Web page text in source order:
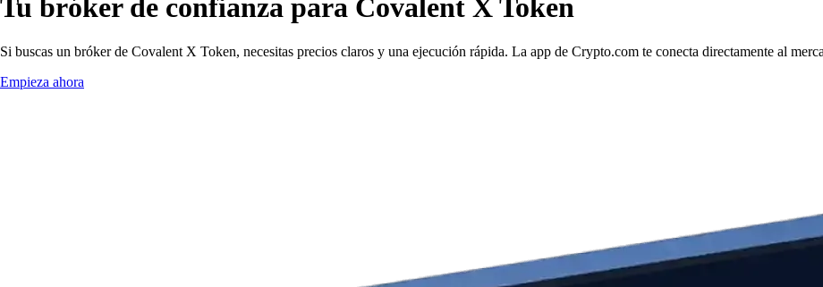
Tu bróker de confianza para Covalent X Token
Si buscas un bróker de Covalent X Token, necesitas precios claros y una ejecución rápida. La app de Crypto.com te conecta directamente al
Empieza ahora